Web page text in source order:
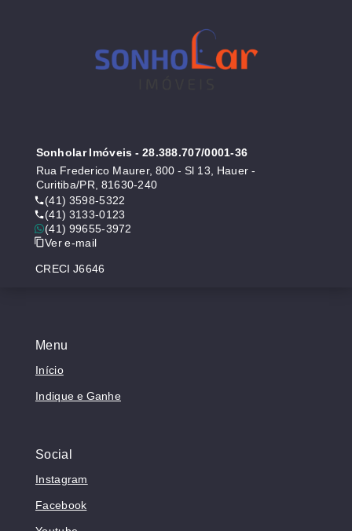
Menu
Início
Indique e Ganhe
Social
Instagram
Facebook
Sonholar Imóveis - 28.388.707/0001-36
Rua Frederico Maurer, 800 - Sl 13, Hauer -
Curitiba/PR, 81630-240
(41) 3598-5322
(41) 3133-0123
(41) 99655-3972
Ver e-mail
CRECI J6646